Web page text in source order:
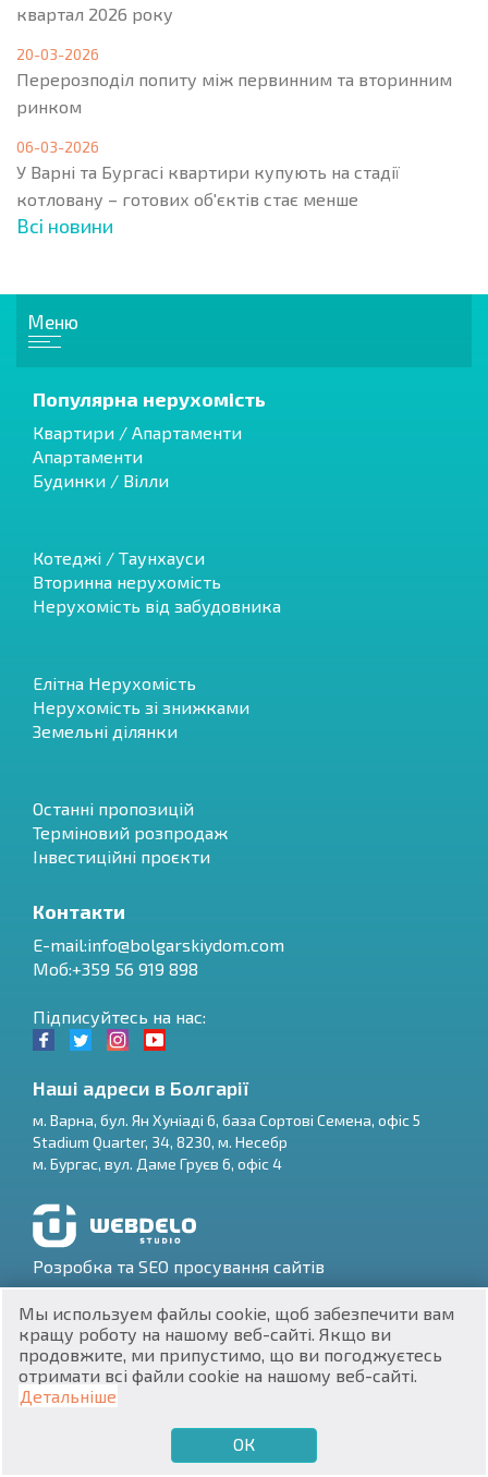
$
₽
₴
zł
PL
квартал 2026 року
20-03-2026
Перерозподіл попиту між первинним та вторинним
ринком
06-03-2026
У Варні та Бургасі квартири купують на стадії
котловану – готових об'єктів стає менше
Всі новини
Меню
Популярна нерухомість
Квартири / Апартаменти
Апартаменти
Будинки / Вілли
Котеджі / Таунхауси
Вторинна нерухомість
Нерухомість від забудовника
Елітна Нерухомість
Нерухомість зі знижками
Земельні ділянки
Останні пропозицій
Терміновий розпродаж
Інвестиційні проєкти
Контакти
E-mail:info@bolgarskiydom.com
Моб:+359 56 919 898
Підписуйтесь на нас:
Наші адреси в Болгарії
м. Варна, бул. Ян Хуніаді 6, база Сортові Семена, офіс 5
Stadium Quarter, 34, 8230, м. Несебр
м. Бургас, вул. Даме Груєв 6, офіс 4
Розробка та SEO просування сайтів
ЕИК 201160903
Мы используем файлы cookie, щоб забезпечити вам
кращу роботу на нашому веб-сайті. Якщо ви
продовжите, ми припустимо, що ви погоджуєтесь
отримати всі файли cookie на нашому веб-сайті.
Детальніше
ОК